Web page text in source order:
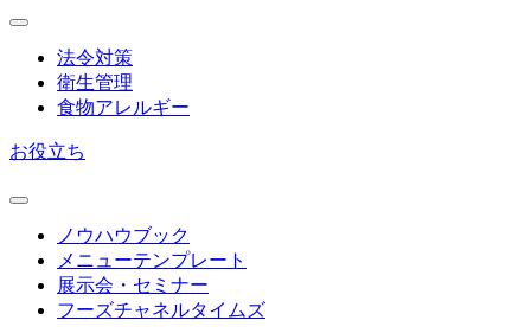
法令対策
衛生管理
食物アレルギー
お役立ち
ノウハウブック
メニューテンプレート
展示会・セミナー
フーズチャネルタイムズ